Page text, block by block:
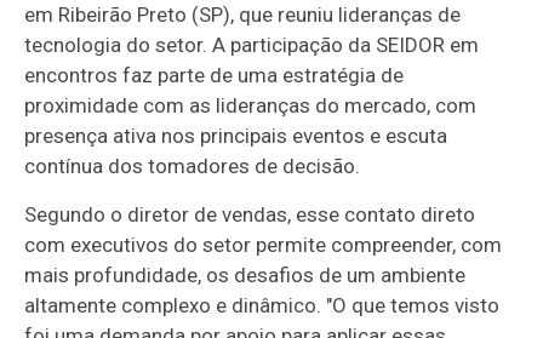
em Ribeirão Preto (SP), que reuniu lideranças de
tecnologia do setor. A participação da SEIDOR em
encontros faz parte de uma estratégia de
proximidade com as lideranças do mercado, com
presença ativa nos principais eventos e escuta
contínua dos tomadores de decisão.
Segundo o diretor de vendas, esse contato direto
com executivos do setor permite compreender, com
mais profundidade, os desafios de um ambiente
altamente complexo e dinâmico. "O que temos visto